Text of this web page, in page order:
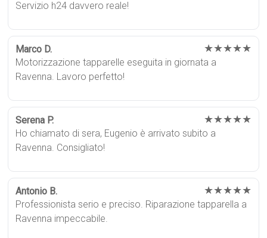
Servizio h24 davvero reale!
Marco D. ★★★★★
Motorizzazione tapparelle eseguita in giornata a
Ravenna. Lavoro perfetto!
Serena P. ★★★★★
Ho chiamato di sera, Eugenio è arrivato subito a
Ravenna. Consigliato!
Antonio B. ★★★★★
Professionista serio e preciso. Riparazione tapparella a
Ravenna impeccabile.